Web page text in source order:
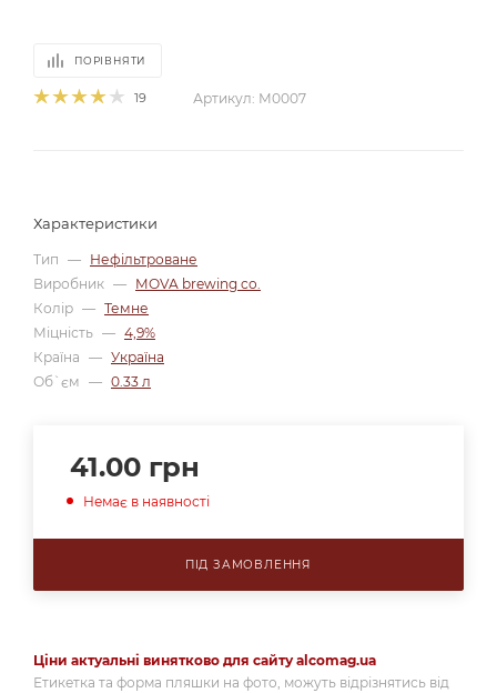
ПОРІВНЯТИ
19 Артикул: М0007
Характеристики
Тип — Нефільтроване
Виробник — MOVA brewing co.
Колір — Темне
Міцність — 4,9%
Країна — Україна
Об`єм — 0.33 л
41.00 грн
Немає в наявності
ПІД ЗАМОВЛЕННЯ
Ціни актуальні винятково для сайту alcomag.ua
Етикетка та форма пляшки на фото, можуть відрізнятись від